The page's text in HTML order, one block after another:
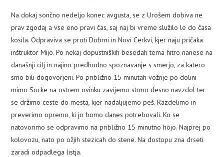
ALPINIZEM
ŠPORTNO PLEZANJE
PLEZALNI KROŽEK
Na dokaj sončno nedeljo konec avgusta, se z Urošem dobiva ne
prav zgodaj a vse eno pravi čas, saj naj bi vreme služilo le do časa
kosila. Odpraviva se proti Dobrni in Novi Cerkvi, kjer naju pričaka
inštruktor Mijo. Po nekaj dopustniških besedah tema hitro nanese na
današnji cilj in najino predhodno spoznavanje s smerjo, za katero
smo bili dogovorjeni. Po približno 15 minutah vožnje po dolini
mimo Socke na ostrem ovinku zavijemo strmo desno navzdol ter
se držimo ceste do mesta, kjer nadaljujemo peš. Razdelimo in
preverimo opremo, ki jo bomo danes potrebovali. Ko se
natovorimo se odpravimo na približno 15 minutno hojo. Najprej po
kolovozu, nato po ožjih stezicah do stene. Na dostopu zna drseti
zaradi odpadlega listja.